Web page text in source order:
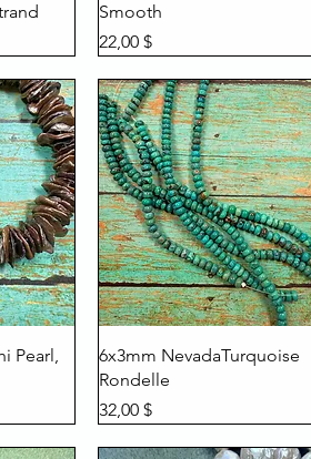
Smooth
Цена
22,00 $
Pearl,
Быстрый просмотр
6x3mm NevadaTurquoise
Rondelle
Цена
32,00 $